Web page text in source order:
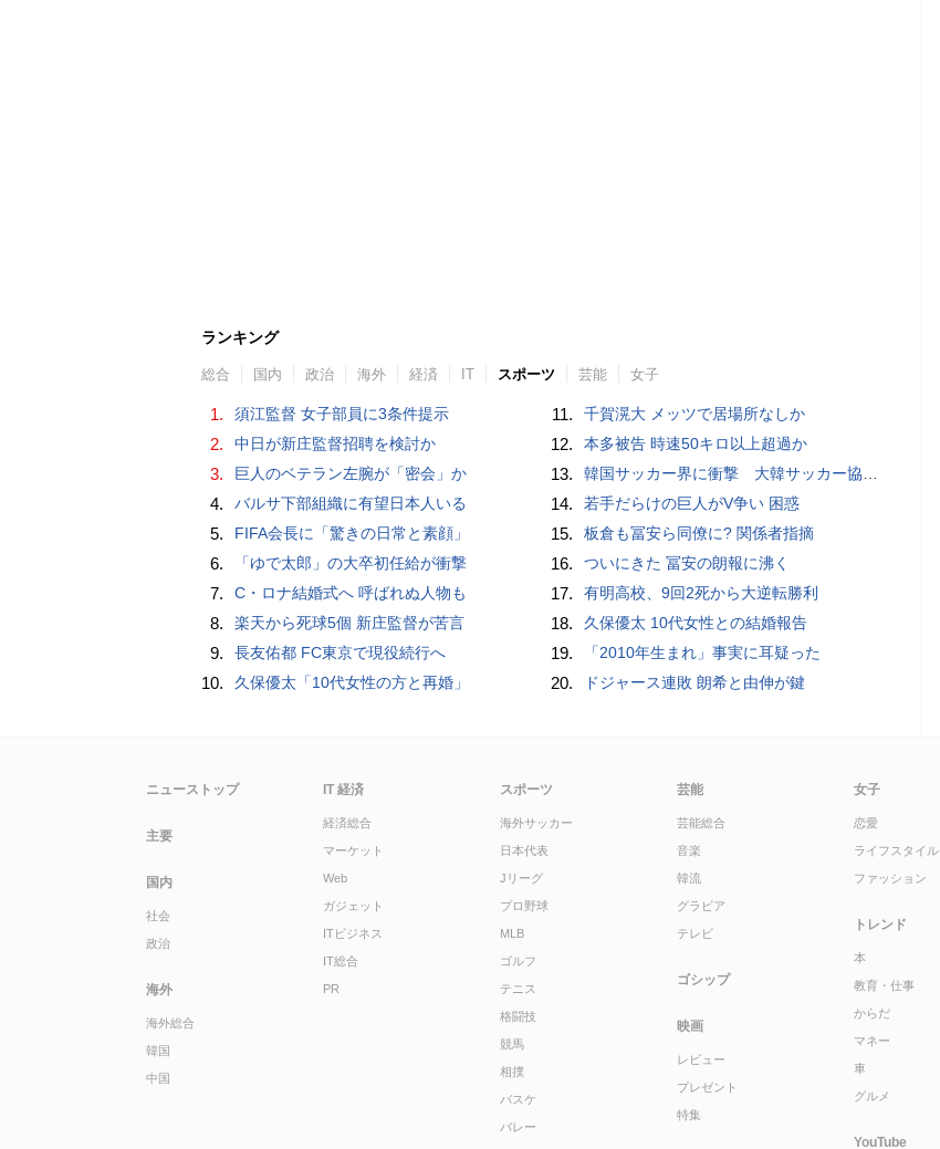
ランキング
総合 国内 政治 海外 経済 IT スポーツ 芸能 女子
1. 須江監督 女子部員に3条件提示
2. 中日が新庄監督招聘を検討か
3. 巨人のベテラン左腕が「密会」か
4. バルサ下部組織に有望日本人いる
5. FIFA会長に「驚きの日常と素顔」
6. 「ゆで太郎」の大卒初任給が衝撃
7. C・ロナ結婚式へ 呼ばれぬ人物も
8. 楽天から死球5個 新庄監督が苦言
9. 長友佑都 FC東京で現役続行へ
10. 久保優太「10代女性の方と再婚」
11. 千賀滉大 メッツで居場所なしか
12. 本多被告 時速50キロ以上超過か
13. 韓国サッカー界に衝撃 大韓サッカー協会に外国人審判への“性的接待”疑惑 韓国メディアが報道
14. 若手だらけの巨人がV争い 困惑
15. 板倉も冨安ら同僚に? 関係者指摘
16. ついにきた 冨安の朗報に沸く
17. 有明高校、9回2死から大逆転勝利
18. 久保優太 10代女性との結婚報告
19. 「2010年生まれ」事実に耳疑った
20. ドジャース連敗 朗希と由伸が鍵
ニューストップ
主要
国内
社会
政治
海外
海外総合
韓国
中国
IT 経済
経済総合
マーケット
Web
ガジェット
ITビジネス
IT総合
PR
スポーツ
海外サッカー
日本代表
Jリーグ
プロ野球
MLB
ゴルフ
テニス
格闘技
競馬
相撲
バスケ
バレー
芸能
芸能総合
音楽
韓流
グラビア
テレビ
ゴシップ
映画
レビュー
プレゼント
特集
女子
恋愛
ライフスタイル
ファッション
トレンド
本
教育・仕事
からだ
マネー
車
グルメ
YouTube